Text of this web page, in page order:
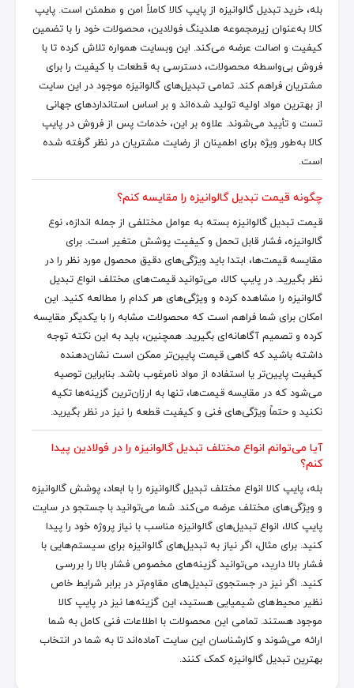
بله، خرید تبدیل گالوانیزه از پایپ کالا کاملاً امن و مطمئن است. پایپ
کالا به‌عنوان زیرمجموعه هلدینگ فولادین، محصولات خود را با تضمین
کیفیت و اصالت عرضه می‌کند. این وبسایت همواره تلاش کرده تا با
فروش بی‌واسطه محصولات، دسترسی به قطعات با کیفیت را برای
مشتریان فراهم کند. تمامی تبدیل‌های گالوانیزه موجود در این سایت
از بهترین مواد اولیه تولید شده‌اند و بر اساس استانداردهای جهانی
تست و تأیید می‌شوند. علاوه بر این، خدمات پس از فروش در پایپ
کالا به‌طور ویژه برای اطمینان از رضایت مشتریان در نظر گرفته شده
است.
چگونه قیمت تبدیل گالوانیزه را مقایسه کنم؟
قیمت تبدیل گالوانیزه بسته به عوامل مختلفی از جمله اندازه، نوع
گالوانیزه، فشار قابل تحمل و کیفیت پوشش متغیر است. برای
مقایسه قیمت‌ها، ابتدا باید ویژگی‌های دقیق محصول مورد نظر را در
نظر بگیرید. در پایپ کالا، می‌توانید قیمت‌های مختلف انواع تبدیل
گالوانیزه را مشاهده کرده و ویژگی‌های هر کدام را مطالعه کنید. این
امکان برای شما فراهم است که محصولات مشابه را با یکدیگر مقایسه
کرده و تصمیم آگاهانه‌ای بگیرید. همچنین، باید به این نکته توجه
داشته باشید که گاهی قیمت پایین‌تر ممکن است نشان‌دهنده
کیفیت پایین‌تر یا استفاده از مواد نامرغوب باشد. بنابراین توصیه
می‌شود که در مقایسه قیمت‌ها، تنها به ارزان‌ترین گزینه‌ها تکیه
نکنید و حتماً ویژگی‌های فنی و کیفیت قطعه را نیز در نظر بگیرید.
آیا می‌توانم انواع مختلف تبدیل گالوانیزه را در فولادین پیدا
کنم؟
بله، پایپ کالا انواع مختلف تبدیل گالوانیزه را با ابعاد، پوشش گالوانیزه
و ویژگی‌های مختلف عرضه می‌کند. شما می‌توانید با جستجو در سایت
پایپ کالا، انواع تبدیل‌های گالوانیزه مناسب با نیاز پروژه خود را پیدا
کنید. برای مثال، اگر نیاز به تبدیل‌های گالوانیزه برای سیستم‌هایی با
فشار بالا دارید، می‌توانید گزینه‌های مخصوص فشار بالا را بررسی
کنید. اگر نیز در جستجوی تبدیل‌های مقاوم‌تر در برابر شرایط خاص
نظیر محیط‌های شیمیایی هستید، این گزینه‌ها نیز در پایپ کالا
موجود هستند. تمامی این محصولات با اطلاعات فنی کامل به شما
ارائه می‌شوند و کارشناسان این سایت آماده‌اند تا به شما در انتخاب
بهترین تبدیل گالوانیزه کمک کنند.